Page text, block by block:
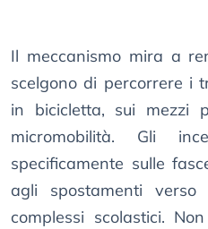
Il meccanismo mira a
scelgono di percorrere i
in bicicletta, sui mezzi
micromobilità. Gli
specificamente sulle
agli spostamenti
complessi scolastici.